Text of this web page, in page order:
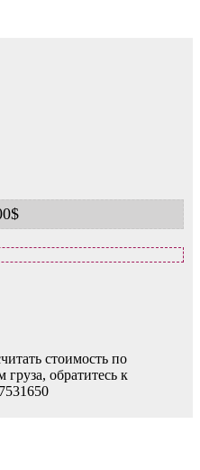
стоимость по
обратитесь к